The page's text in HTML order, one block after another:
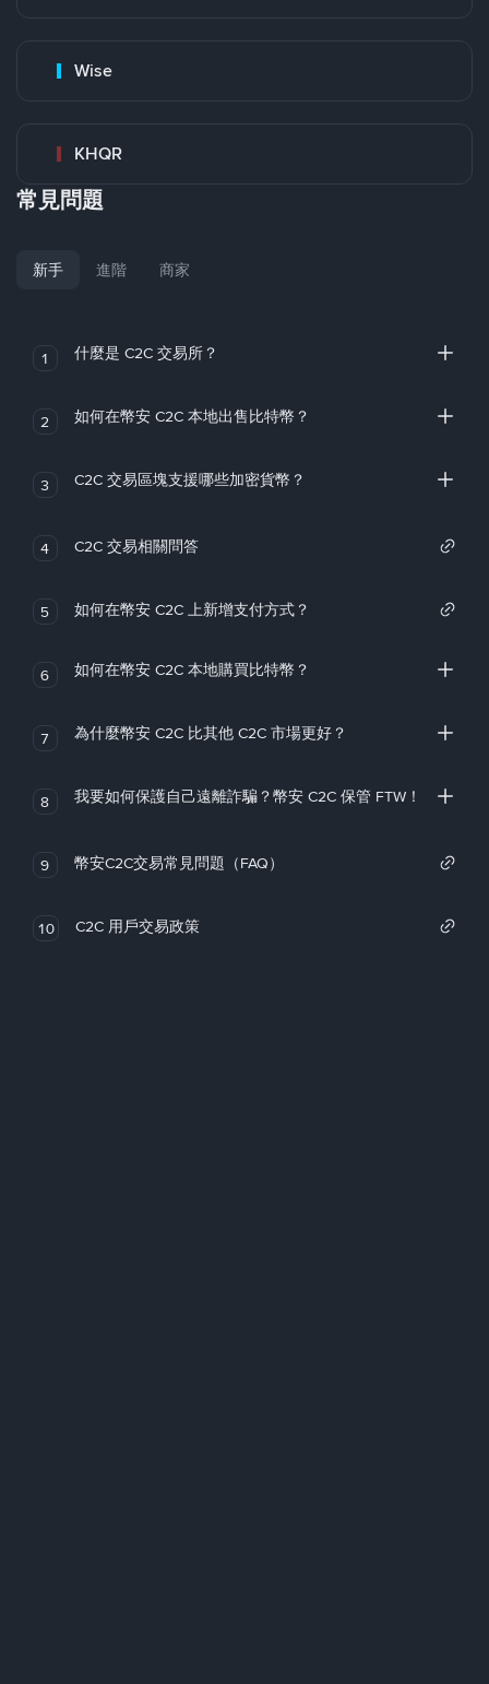
Wise
KHQR
常見問題
新手 進階 商家
1 什麼是 C2C 交易所？
2 如何在幣安 C2C 本地出售比特幣？
3 C2C 交易區塊支援哪些加密貨幣？
4 C2C 交易相關問答
5 如何在幣安 C2C 上新增支付方式？
6 如何在幣安 C2C 本地購買比特幣？
7 為什麼幣安 C2C 比其他 C2C 市場更好？
8 我要如何保護自己遠離詐騙？幣安 C2C 保管 FTW！
9 幣安C2C交易常見問題（FAQ）
10 C2C 用戶交易政策